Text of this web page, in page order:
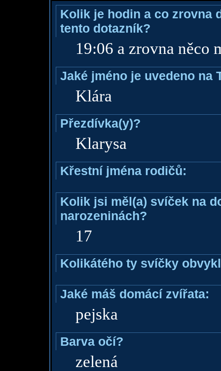
Kolik je hodin a co zrovna
tento dotazník?
19:06 a zrovna něco
Jaké jméno je uvedeno na
Klára
Přezdívka(y)?
Klarysa
Křestní jména rodičů:
Kolik jsi měl(a) svíček na
narozeninách?
17
Kolikátého ty svíčky
Jaké máš domácí zvířata:
pejska
Barva očí?
zelená